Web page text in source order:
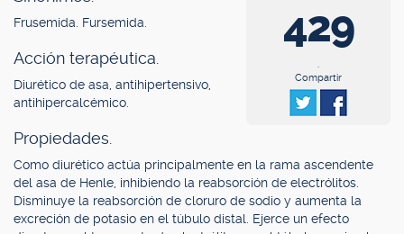
429
.
Compartir
Frusemida. Fursemida.
Acción terapéutica.
Diurético de asa, antihipertensivo,
antihipercalcémico.
Propiedades.
Como diurético actúa principalmente en la rama ascendente
del asa de Henle, inhibiendo la reabsorción de electrólitos.
Disminuye la reabsorción de cloruro de sodio y aumenta la
excreción de potasio en el túbulo distal. Ejerce un efecto